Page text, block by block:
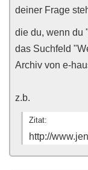
deiner Frage
die du, wenn du
das Suchfeld
Archiv von e-
z.b.
Zitat:
http://